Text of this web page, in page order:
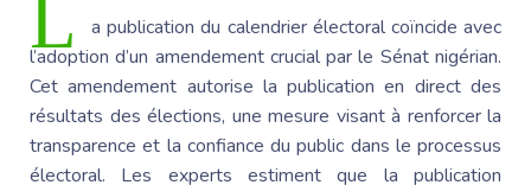
L
a publication du calendrier électoral coïncide avec
l’adoption d’un amendement crucial par le Sénat nigérian.
Cet amendement autorise la publication en direct des
résultats des élections, une mesure visant à renforcer la
transparence et la confiance du public dans le processus
électoral. Les experts estiment que la publication